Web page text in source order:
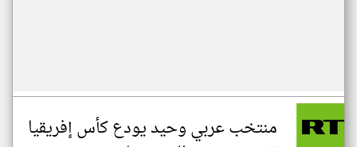
منتخب عربي وحيد يودع كأس إفريقيا